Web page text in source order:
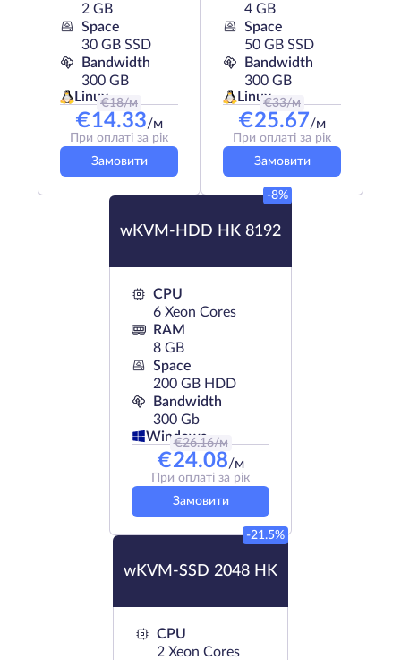
2 GB
Space
30 GB SSD
Bandwidth
300 GB
Linux
€18/м
€14.33/м
При оплаті за рік
Замовити
4 GB
Space
50 GB SSD
Bandwidth
300 GB
Linux
€33/м
€25.67/м
При оплаті за рік
Замовити
wKVM-HDD HK 8192
-8%
CPU
6 Xeon Cores
RAM
8 GB
Space
200 GB HDD
Bandwidth
300 Gb
Windows
€26.16/м
€24.08/м
При оплаті за рік
Замовити
wKVM-SSD 2048 HK
-21.5%
CPU
2 Xeon Cores